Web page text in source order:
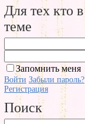
Для тех кто в
теме
Запомнить меня
Войти Забыли пароль?
Регистрация
Поиск